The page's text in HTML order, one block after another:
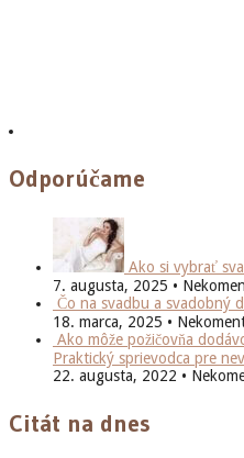
Odporúčame
Ako si vybrať
7. augusta, 2025 •
Čo na svadbu a svadobný
18. marca, 2025 •
Ako môže požičovňa
Praktický sprievodca pre
22. augusta, 2022 •
Citát na dnes